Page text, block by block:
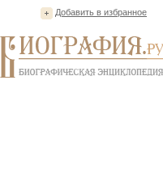
Добавить в избранное